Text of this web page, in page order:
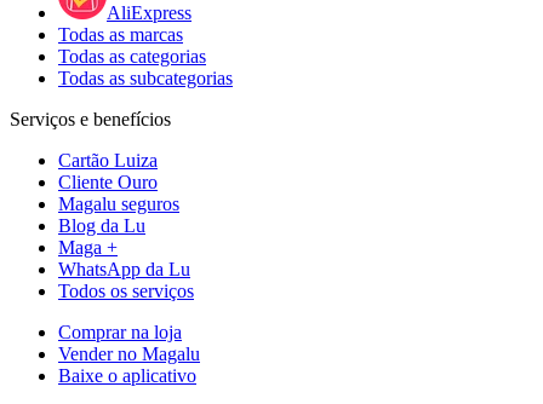
AliExpress
Todas as marcas
Todas as categorias
Todas as subcategorias
Serviços e benefícios
Cartão Luiza
Cliente Ouro
Magalu seguros
Blog da Lu
Maga +
WhatsApp da Lu
Todos os serviços
Comprar na loja
Vender no Magalu
Baixe o aplicativo